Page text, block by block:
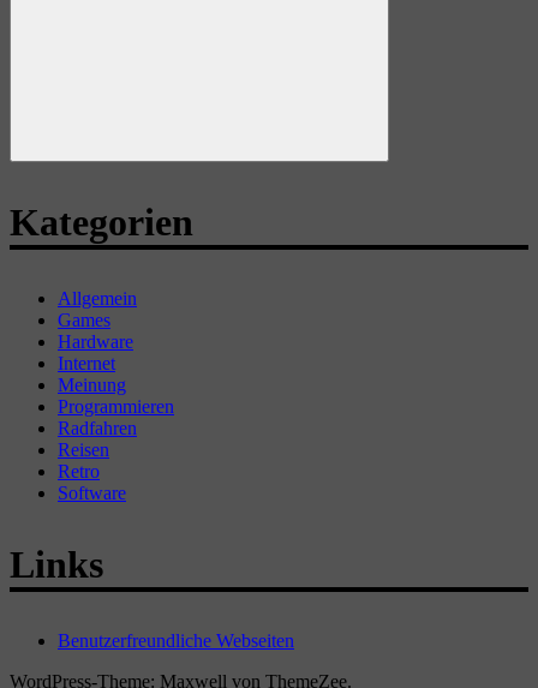
Suchen
Kategorien
Allgemein
Games
Hardware
Internet
Meinung
Programmieren
Radfahren
Reisen
Retro
Software
Links
Benutzerfreundliche Webseiten
WordPress-Theme: Maxwell von ThemeZee.